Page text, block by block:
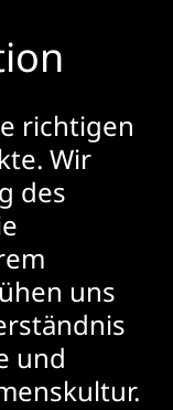
richtigen
Wir
des
uns
und